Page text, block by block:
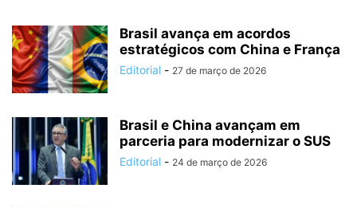
Brasil avança em acordos
estratégicos com China e França
Editorial - 27 de março de 2026
Brasil e China avançam em
parceria para modernizar o SUS
Editorial - 24 de março de 2026